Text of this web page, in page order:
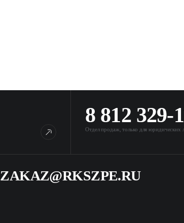
8 812 329-
Отдел продаж, только для юридических
ZAKAZ@RKSZPE.RU